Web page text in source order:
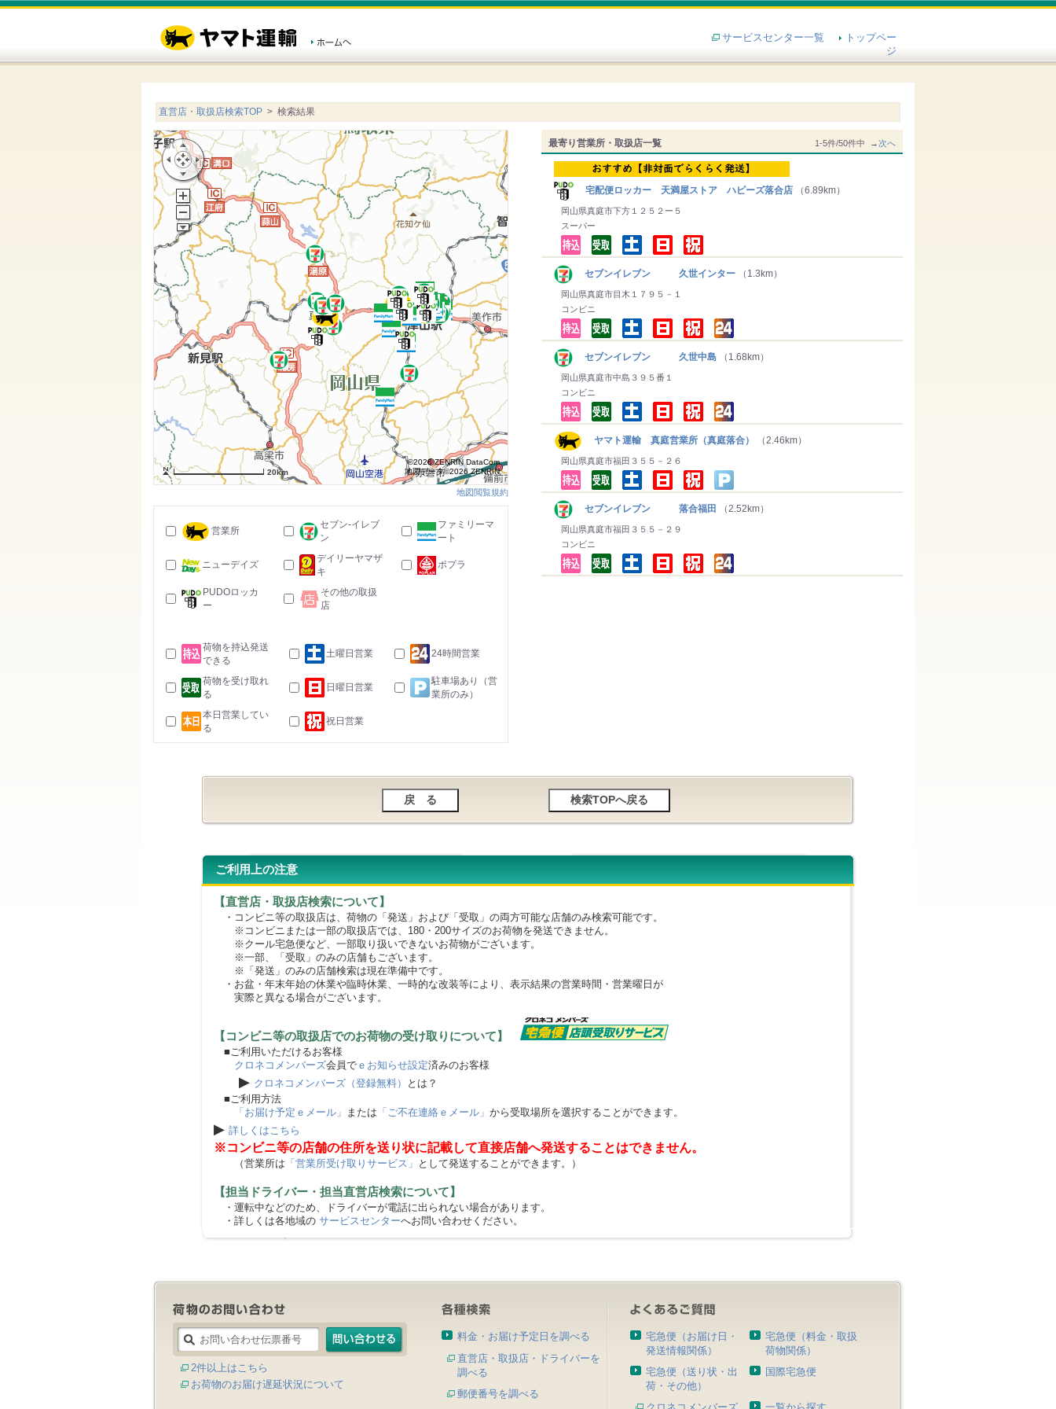
サービスセンター一覧
トップペー
ジ
直営店・取扱店検索TOP > 検索結果
最寄り営業所・取扱店一覧 1-5件/50件中 →次へ
宅配便ロッカー 天満屋ストア ハピーズ落合店 （6.89km）
岡山県真庭市下方１２５２ー５
スーパー
セブンイレブン 久世インター （1.3km）
岡山県真庭市目木１７９５－１
コンビニ
セブンイレブン 久世中島 （1.68km）
岡山県真庭市中島３９５番１
コンビニ
ヤマト運輸 真庭営業所（真庭落合） （2.46km）
岡山県真庭市福田３５５－２６
セブンイレブン 落合福田 （2.52km）
岡山県真庭市福田３５５－２９
コンビニ
20km
©2026 ZENRIN DataCom
地図データ©2026 ZENRIN
地図閲覧規約
営業所
セブン-イレブ
ン
ファミリーマ
ート
ニューデイズ
デイリーヤマザ
キ
ポプラ
PUDOロッカ
ー
その他の取扱
店
荷物を持込発送
できる
土曜日営業 24時間営業
荷物を受け取れ
る
日曜日営業
駐車場あり（営
業所のみ）
本日営業してい
る
祝日営業
ご利用上の注意
【直営店・取扱店検索について】
・コンビニ等の取扱店は、荷物の「発送」および「受取」の両方可能な店舗のみ検索可能です。
※コンビニまたは一部の取扱店では、180・200サイズのお荷物を発送できません。
※クール宅急便など、一部取り扱いできないお荷物がございます。
※一部、「受取」のみの店舗もございます。
※「発送」のみの店舗検索は現在準備中です。
・お盆・年末年始の休業や臨時休業、一時的な改装等により、表示結果の営業時間・営業曜日が
実際と異なる場合がございます。
【コンビニ等の取扱店でのお荷物の受け取りについて】
■ご利用いただけるお客様
クロネコメンバーズ会員で ｅお知らせ設定済みのお客様
▶ クロネコメンバーズ（登録無料）
とは？
■ご利用方法
「お届け予定ｅメール」 または 「ご不在連絡ｅメール」 から受取場所を選択することができます。
▶ 詳しくはこちら
※コンビニ等の店舗の住所を送り状に記載して直接店舗へ発送することはできません。
（営業所は 「営業所受け取りサービス」 として発送することができます。）
【担当ドライバー・担当直営店検索について】
・運転中などのため、ドライバーが電話に出られない場合があります。
・詳しくは各地域の サービスセンターへお問い合わせください。
2件以上はこちら
お荷物のお届け遅延状況について
料金・お届け予定日を調べる
直営店・取扱店・ドライバーを
調べる
郵便番号を調べる
宅急便（お届け日・
発送情報関係）
宅急便（料金・取扱
荷物関係）
宅急便（送り状・出
荷・その他）
国際宅急便